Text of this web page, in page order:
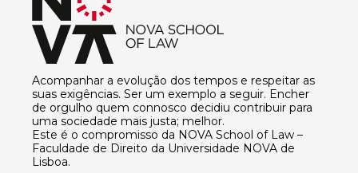
Acompanhar a evolução dos tempos e respeitar as
suas exigências. Ser um exemplo a seguir. Encher
de orgulho quem connosco decidiu contribuir para
uma sociedade mais justa; melhor.
Este é o compromisso da NOVA School of Law –
Faculdade de Direito da Universidade NOVA de
Lisboa.